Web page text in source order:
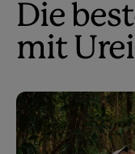
Die
mit